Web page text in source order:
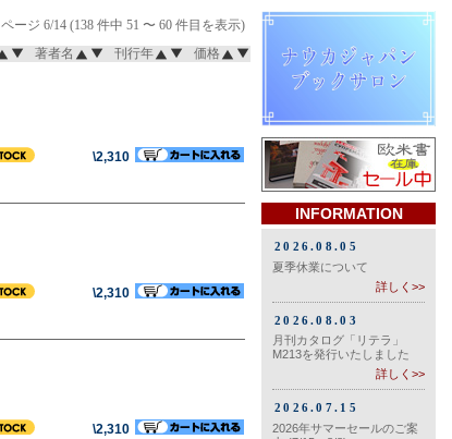
ページ 6/14 (138 件中 51 〜 60 件目を表示)
著者名 刊行年 価格
\2,310
\2,310
\2,310
INFORMATION